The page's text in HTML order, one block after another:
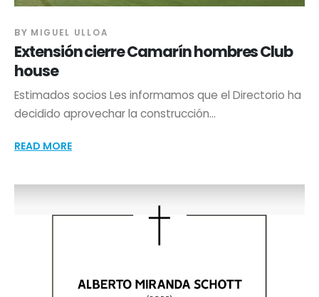
BY MIGUEL ULLOA
Extensión cierre Camarín hombres Club
house
Estimados socios Les informamos que el Directorio ha
decidido aprovechar la construcción...
READ MORE